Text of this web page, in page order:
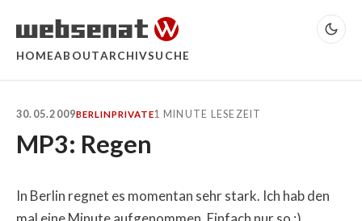
HOMEABOUTARCHIVSUCHE
30.05.2009BERLINPRIVATE1 MINUTE LESEZEIT
MP3: Regen
In Berlin regnet es momentan sehr stark. Ich hab den